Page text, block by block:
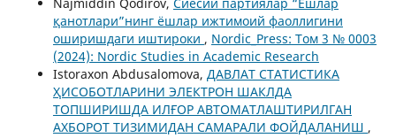
қанотлари”нинг ёшлар ижтимоий фаоллигини
оширишдаги иштироки , Nordic_Press: Том 3 № 0003
(2024): Nordic Studies in Academic Research
Istoraxon Abdusalomova, ДАВЛАТ СТАТИСТИКА
ҲИСОБОТЛАРИНИ ЭЛЕКТРОН ШАКЛДА
ТОПШИРИШДА ИЛҒОР АВТОМАТЛАШТИРИЛГАН
АХБОРОТ ТИЗИМИДАН САМАРАЛИ ФОЙДАЛАНИШ ,